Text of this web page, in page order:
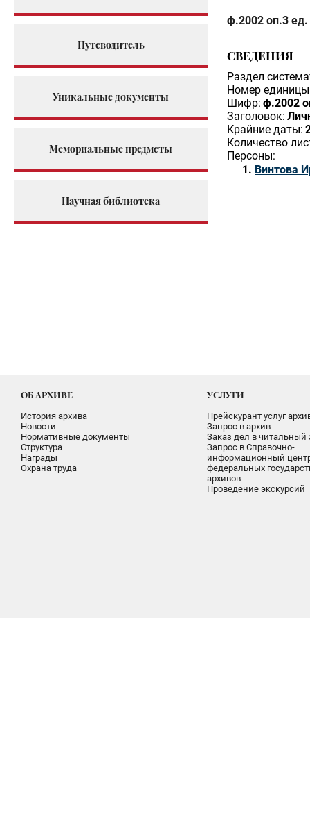
Путеводитель
Уникальные документы
Мемориальные предметы
Научная библиотека
ф.2002 оп.3 ед.
СВЕДЕНИЯ
Раздел
Номер единицы
Шифр: ф.2002
Заголовок:
Крайние даты:
Количество
Персоны:
Винтова
ОБ АРХИВЕ
История архива
Новости
Нормативные документы
Структура
Награды
Охрана труда
УСЛУГИ
Прейскурант услуг
Запрос в архив
Заказ дел в читальный
Запрос в Справочно-
информационный
федеральных
архивов
Проведение экскурсий